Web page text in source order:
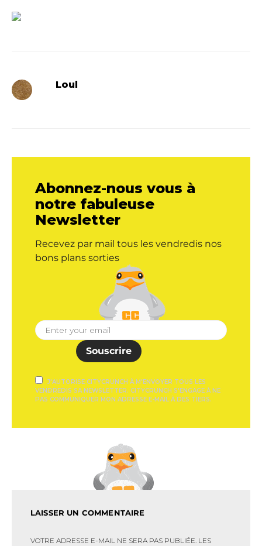
Loul
Abonnez-nous vous à
notre fabuleuse
Newsletter
Recevez par mail tous les vendredis nos
bons plans sorties
Souscrire
J'AUTORISE CITYCRUNCH À M'ENVOYER TOUS LES
VENDREDIS SA NEWSLETTER. CITYCRUNCH S'ENGAGE À NE
PAS COMMUNIQUER MON ADRESSE E-MAIL À DES TIERS.
LAISSER UN COMMENTAIRE
VOTRE ADRESSE E-MAIL NE SERA PAS PUBLIÉE. LES